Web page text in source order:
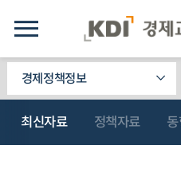
경제정책정보
최신자료 정책자료